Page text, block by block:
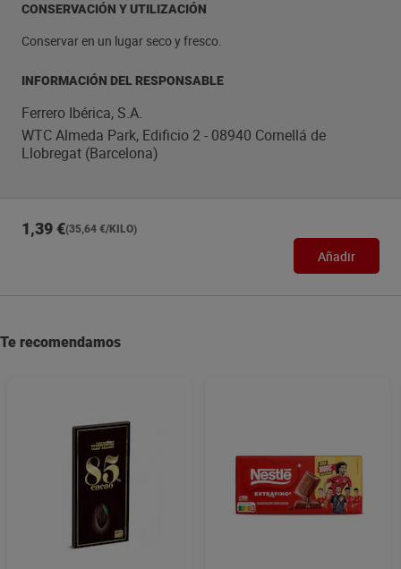
CONSERVACIÓN Y UTILIZACIÓN
Conservar en un lugar seco y fresco.
INFORMACIÓN DEL RESPONSABLE
Ferrero Ibérica, S.A.
WTC Almeda Park, Edificio 2 - 08940 Cornellá de
Llobregat (Barcelona)
1,39 €(35,64 €/KILO)
Añadir
Te recomendamos